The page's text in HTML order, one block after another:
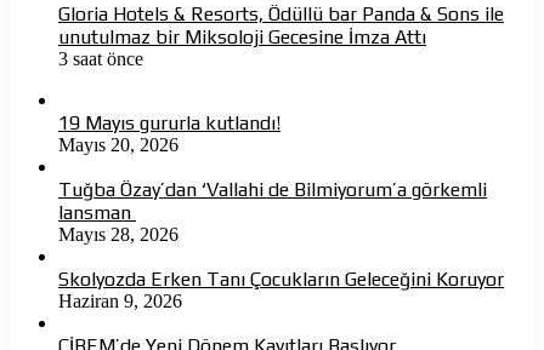
Gloria Hotels & Resorts, Ödüllü bar Panda & Sons ile
unutulmaz bir Miksoloji Gecesine İmza Attı
3 saat önce
19 Mayıs gururla kutlandı!
Mayıs 20, 2026
Tuğba Özay’dan ‘Vallahi de Bilmiyorum’a görkemli
lansman
Mayıs 28, 2026
Skolyozda Erken Tanı Çocukların Geleceğini Koruyor
Haziran 9, 2026
ÇİBEM’de Yeni Dönem Kayıtları Başlıyor